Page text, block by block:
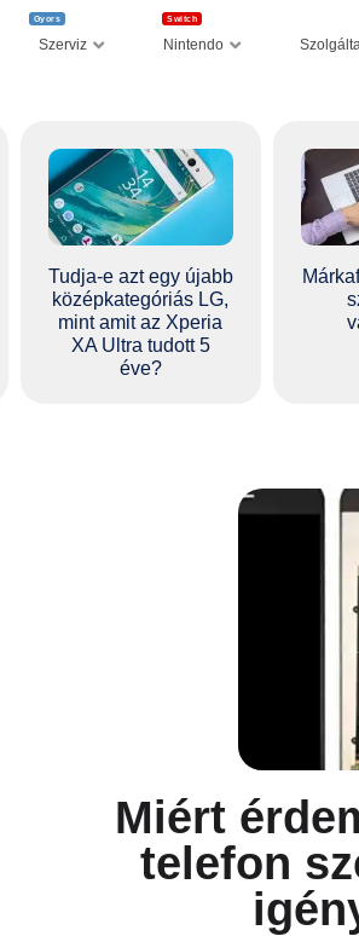
Szerviz
Gyors
Nintendo
Switch
Tudja-e azt egy újabb
középkategóriás LG,
mint amit az Xperia
XA Ultra tudott 5
éve?
Miért
telefon